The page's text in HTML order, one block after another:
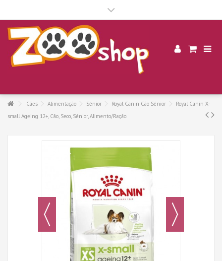
Cães Alimentação Sénior Royal Canin Cão Sénior
Royal Canin X-
small Ageing 12+, Cão, Seco, Sénior, Alimento/Ração